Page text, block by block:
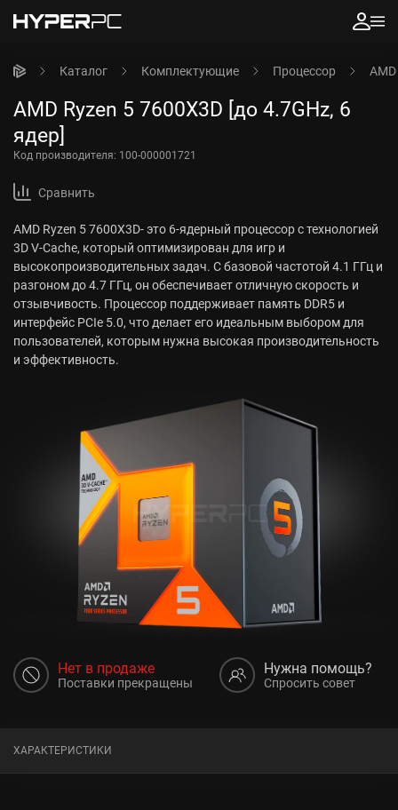
Каталог Комплектующие Процессор
AMD Ryzen 5 7600X3D [до 4.7GHz, 6
ядер]
Код производителя: 100-000001721
Сравнить
AMD Ryzen 5 7600X3D- это 6-ядерный процессор с технологией
3D V-Cache, который оптимизирован для игр и
высокопроизводительных задач. С базовой частотой 4.1 ГГц и
разгоном до 4.7 ГГц, он обеспечивает отличную скорость и
отзывчивость. Процессор поддерживает память DDR5 и
интерфейс PCIe 5.0, что делает его идеальным выбором для
пользователей, которым нужна высокая производительность
и эффективность.
Нет в продаже
Поставки прекращены
Нужна помощь?
Спросить совет
ХАРАКТЕРИСТИКИ